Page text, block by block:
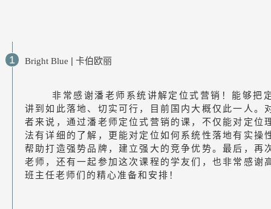
1 Bright Blue | 卡伯欧丽
       非常感谢潘老师系统讲解定位式营销！能够把定位细化
讲到如此落地、切实可行，目前国内大概仅此一人。
者来说，通过潘老师定位式营销的课，不仅能对定位
法有详细的了解，更能对定位如何系统性落地有实操
帮助打造强势品牌，建立强大的竞争优势。最后，再
老师，还有一起参加这次课程的学友们，也非常感谢
班主任老师们的精心准备和安排！